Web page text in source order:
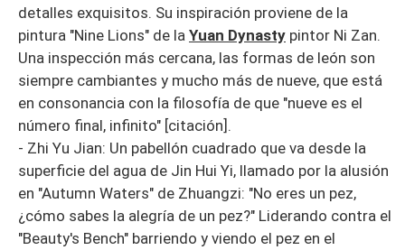
detalles exquisitos. Su inspiración proviene de la
pintura "Nine Lions" de la Yuan Dynasty pintor Ni Zan.
Una inspección más cercana, las formas de león son
siempre cambiantes y mucho más de nueve, que está
en consonancia con la filosofía de que "nueve es el
número final, infinito" [citación].
- Zhi Yu Jian: Un pabellón cuadrado que va desde la
superficie del agua de Jin Hui Yi, llamado por la alusión
en "Autumn Waters" de Zhuangzi: "No eres un pez,
¿cómo sabes la alegría de un pez?" Liderando contra el
"Beauty's Bench" barriendo y viendo el pez en el